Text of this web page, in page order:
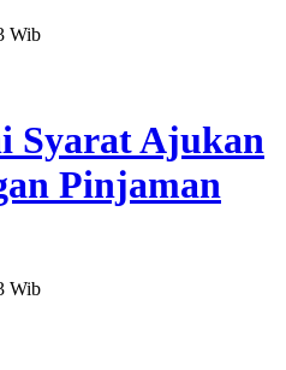
Wib
Syarat Ajukan
Pinjaman
Wib